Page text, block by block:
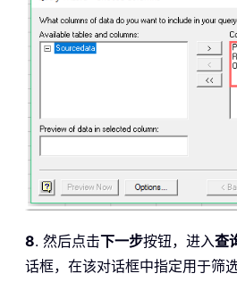
8. 然后点击下一步按钮，进入查
话框，在该对话框中指定用于筛